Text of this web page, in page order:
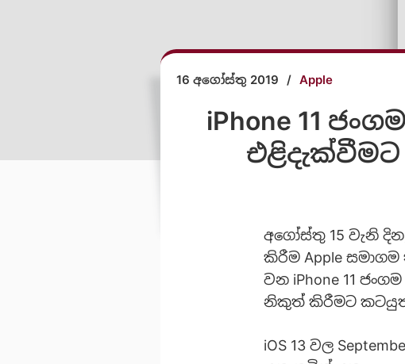
16 අගෝස්තු 2019 / Apple
iPhone 11
අගෝස්තු 15 වැනි
කිරීම Apple
වන iPhone 11
නිකුත් කිරීමට කටයුතු
iOS 13 වල